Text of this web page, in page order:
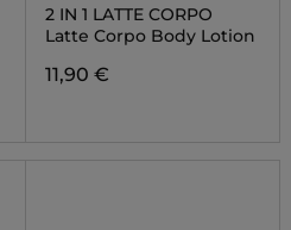
2 IN 1 LATTE CORPO
Latte Corpo Body Lotion
11,90 €